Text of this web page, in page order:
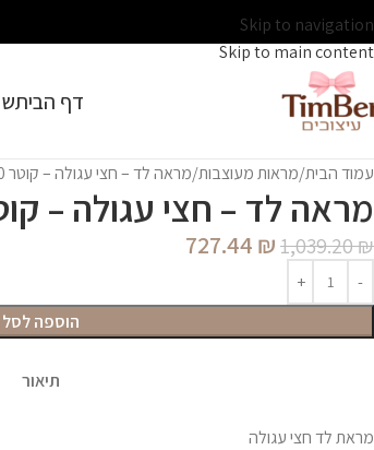
Skip to navigation
Skip to main content
דף הבית
עמוד הבית מראות מעוצבות מראה לד – חצי עגולה – קוטר 80
מראה לד – חצי עגולה – קוטר
1,039.20₪
727.44 ₪
הוספה לסל
תיאור
מראת לד חצי עגולה